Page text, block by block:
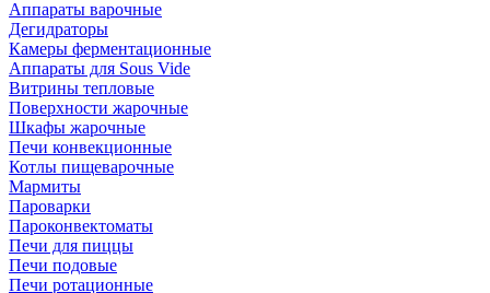
Аппараты варочные
Дегидраторы
Камеры ферментационные
Аппараты для Sous Vide
Витрины тепловые
Поверхности жарочные
Шкафы жарочные
Печи конвекционные
Котлы пищеварочные
Мармиты
Пароварки
Пароконвектоматы
Печи для пиццы
Печи подовые
Печи ротационные